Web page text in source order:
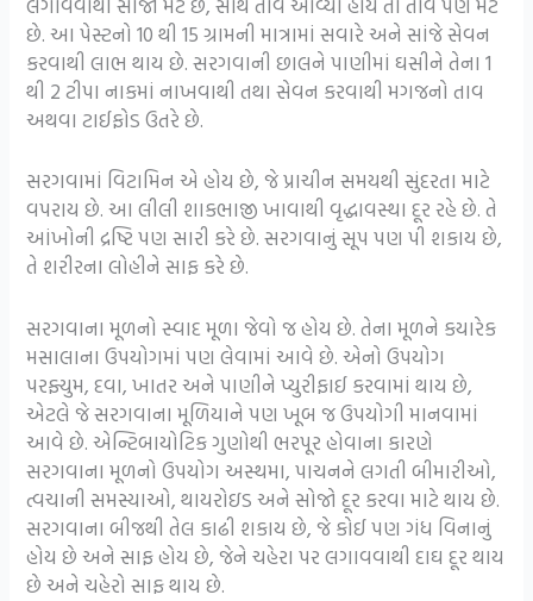
છે. આ પેસ્ટનો 10 થી 15 ગ્રામની માત્રામાં સવારે અને સાંજે સેવન
કરવાથી લાભ થાય છે. સરગવાની છાલને પાણીમાં ઘસીને તેના 1
થી 2 ટીપા નાકમાં નાખવાથી તથા સેવન કરવાથી મગજનો તાવ
અથવા ટાઈફોડ ઉતરે છે.
સરગવામાં વિટામિન એ હોય છે, જે પ્રાચીન સમયથી સુંદરતા માટે
વપરાય છે. આ લીલી શાકભાજી ખાવાથી વૃદ્ધાવસ્થા દૂર રહે છે. તે
આંખોની દ્રષ્ટિ પણ સારી કરે છે. સરગવાનું સૂપ પણ પી શકાય છે,
તે શરીરના લોહીને સાફ કરે છે.
સરગવાના મૂળનો સ્વાદ મૂળા જેવો જ હોય છે. તેના મૂળને કયારેક
મસાલાના ઉપયોગમાં પણ લેવામાં આવે છે. એનો ઉપયોગ
પરફ્યુમ, દવા, ખાતર અને પાણીને પ્યુરીફાઈ કરવામાં થાય છે,
એટલે જે સરગવાના મૂળિયાને પણ ખૂબ જ ઉપયોગી માનવામાં
આવે છે.એન્ટિબાયોટિક ગુણોથી ભરપૂર હોવાના કારણે
સરગવાના મૂળનો ઉપયોગ અસ્થમા, પાચનને લગતી બીમારીઓ,
ત્વચાની સમસ્યાઓ, થાયરોઇડ અને સોજો દૂર કરવા માટે થાય છે.
સરગવાના બીજથી તેલ કાઢી શકાય છે, જે કોઈ પણ ગંધ વિનાનું
હોય છે અને સાફ હોય છે, જેને ચહેરા પર લગાવવાથી દાઘ દૂર થાય
છે અને ચહેરો સાફ થાય છે.